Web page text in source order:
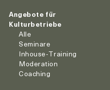
Angebote für
Kulturbetriebe
Alle
Seminare
Inhouse-Training
Moderation
Coaching